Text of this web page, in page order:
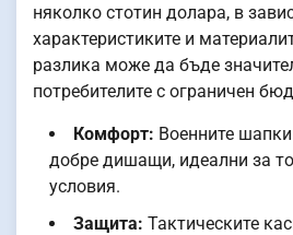
няколко стотин долара, в
характеристиките и
разлика може да бъде
потребителите с ограничен
Комфорт: Военните
добре дишащи, идеални за
условия.
Защита: Тактическите